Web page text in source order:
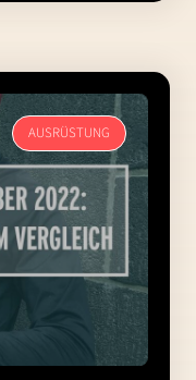
AUSRÜSTUNG